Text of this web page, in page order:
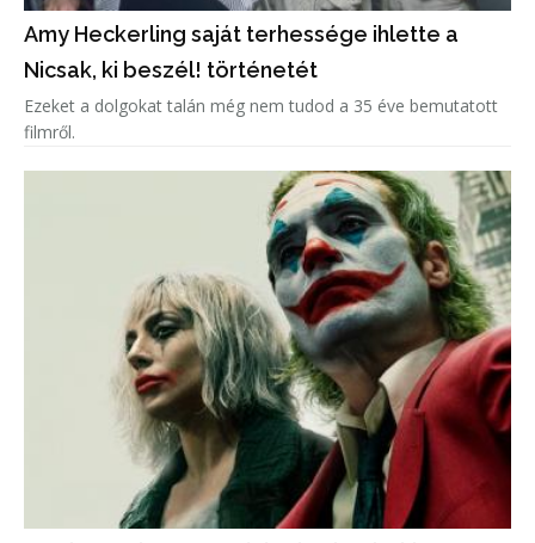
Amy Heckerling saját terhessége ihlette a
Nicsak, ki beszél! történetét
Ezeket a dolgokat talán még nem tudod a 35 éve bemutatott
filmről.